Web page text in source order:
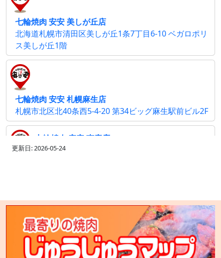
七輪焼肉 安安 美しが丘店
北海道札幌市清田区美しが丘1条7丁目6-10 ベガロポリ
ス美しが丘1階
七輪焼肉 安安 札幌麻生店
札幌市北区北40条西5-4-20 第34ビッグ麻生駅前ビル2F
七輪焼肉 安安 恵庭店
北海道恵庭市和光町1-1-33
七輪焼肉 安安 大塚店
東京都豊島区北大塚2-7-11 プロスペリティ北大塚2階 ※
安安大塚店とGoogle検索すると旧大塚店が表示される
場合は その場合は「七輪焼肉安安大塚店」と検索して
頂くと正しく表示される場合がございます。
更新日: 2026-05-24